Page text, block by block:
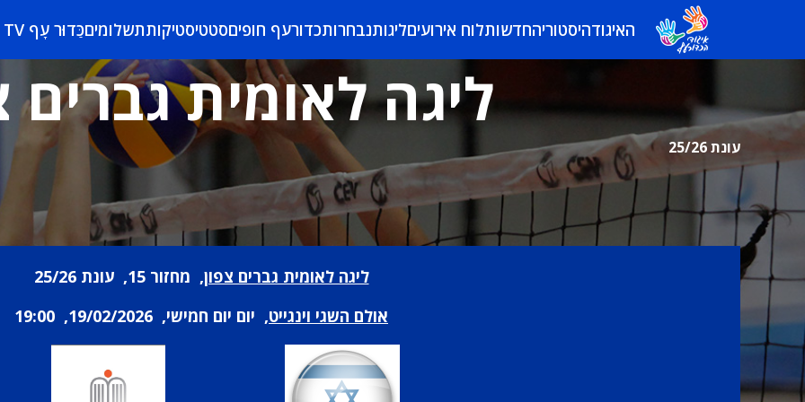
האיגודהיסטוריהחדשותלוח אירועיםליגותנבחרותכדורעף חופיםסטטיסטיקותתשלומיםכַּדוּר עָף TV
ליגה לאומית גברים
עונת 25/26
ליגה לאומית גברים צפון, מחזור 15, עונת 25/26
אולם השגי וינגייט, יום יום חמישי, 19/02/2026, 19:00